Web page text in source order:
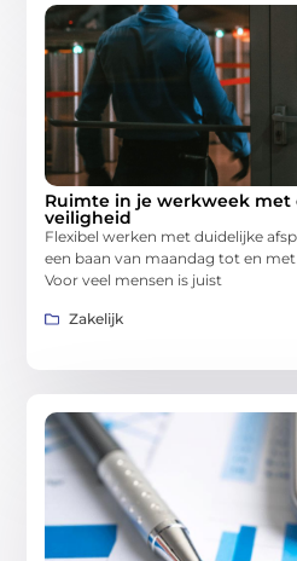
Ruimte in je werkweek met
veiligheid
Flexibel werken met duidelijke
een baan van maandag tot en
Voor veel mensen is juist
Zakelijk